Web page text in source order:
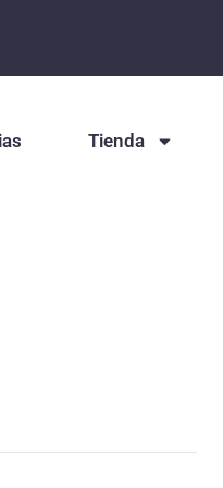
Tienda